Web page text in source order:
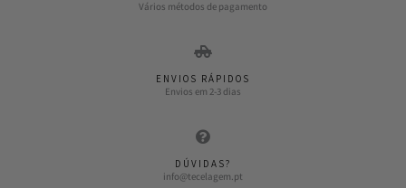
Vários métodos de pagamento
ENVIOS RÁPIDOS
Envios em 2-3 dias
DÚVIDAS?
info@tecelagem.pt